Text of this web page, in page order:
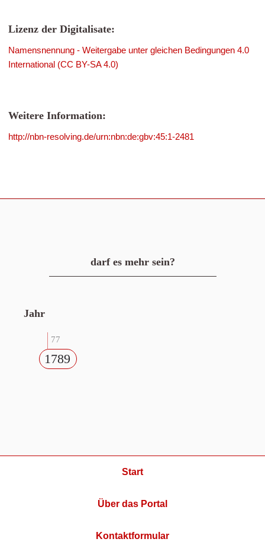
Lizenz der Digitalisate:
Namensnennung - Weitergabe unter gleichen Bedingungen 4.0
International (CC BY-SA 4.0)
Weitere Information:
http://nbn-resolving.de/urn:nbn:de:gbv:45:1-2481
darf es mehr sein?
Jahr
77
1789
Start
Über das Portal
Kontaktformular